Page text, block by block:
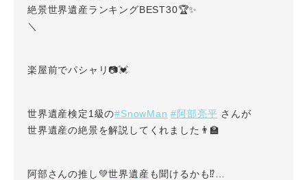
絶景世界遺産ランキングBEST30🏆✨
＼
楽屋前でパシャリ📷💓
世界遺産検定1級の#SnowMan #阿部亮平 さんが
世界遺産の絶景を解説してくれました👨‍🏫
阿部さんの推し💚世界遺産も聞けるかも⁉️…